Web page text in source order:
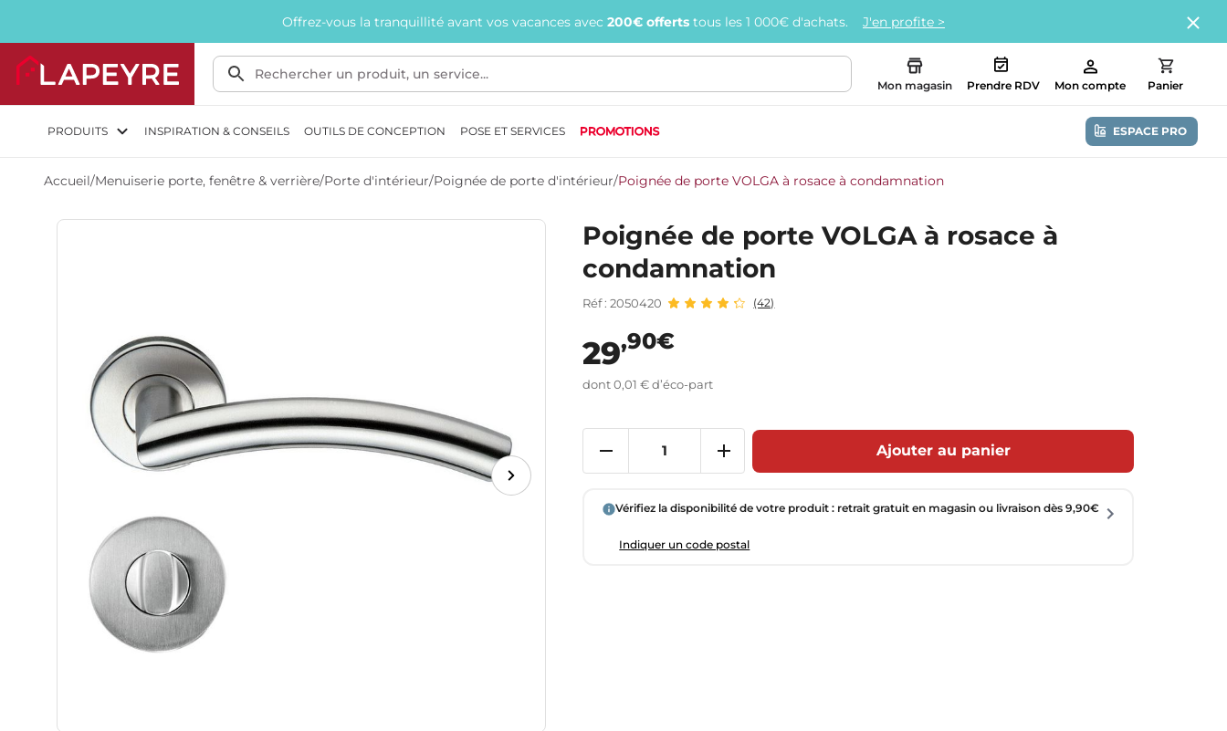
Offrez-vous la tranquillité avant vos vacances avec 200€ offerts tous les 1 000€ d'achats. J'en profite >
Mon magasin Prendre RDV Mon compte Panier
PRODUITS INSPIRATION & CONSEILS OUTILS DE CONCEPTION POSE ET SERVICES PROMOTIONS ESPACE PRO
Accueil/Menuiserie porte, fenêtre & verrière/Porte d'intérieur/Poignée de porte d'intérieur/Poignée de porte VOLGA à rosace à condamnation
Poignée de porte VOLGA à rosace à
condamnation
Réf : 2050420 (42)
29,90€
dont 0,01 € d’éco-part
Ajouter au panier
Vérifiez la disponibilité de votre produit : retrait gratuit en magasin ou livraison dès 9,90€
Indiquer un code postal